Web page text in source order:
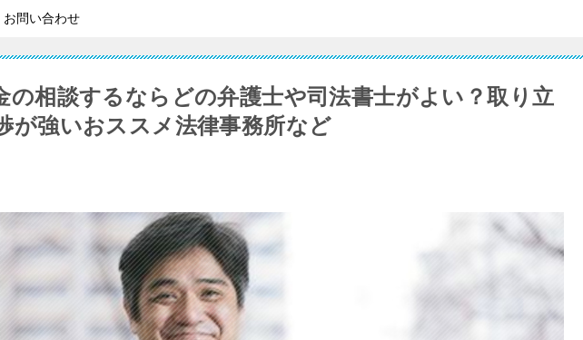
お問い合わせ
の相談するならどの弁護士や司法書士がよい？取り立
が強いおススメ法律事務所など